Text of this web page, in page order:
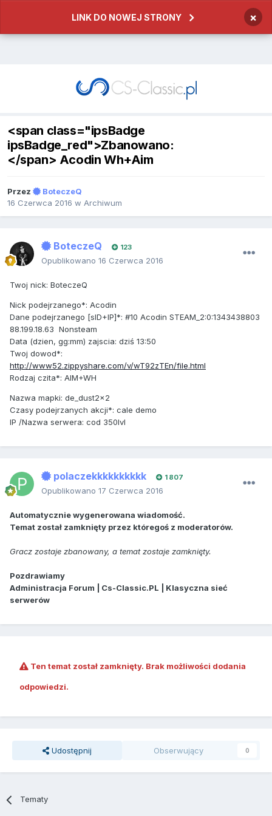
LINK DO NOWEJ STRONY ×
<span class="ipsBadge
ipsBadge_red">Zbanowano:
</span> Acodin Wh+Aim
Przez
BoteczeQ
16 Czerwca 2016 w Archiwum
BoteczeQ 123
Opublikowano 16 Czerwca 2016
Twoj nick: BoteczeQ
Nick podejrzanego*: Acodin
Dane podejrzanego [sID+IP]*: #10 Acodin STEAM_2:0:1343438803
88.199.18.63 Nonsteam
Data (dzien, gg:mm) zajscia: dziś 13:50
Twoj dowod*:
http://www52.zippyshare.com/v/wT92zTEn/file.html
Rodzaj czita*: AIM+WH
Nazwa mapki: de_dust2x2
Czasy podejrzanych akcji*: cale demo
IP /Nazwa serwera: cod 350lvl
polaczekkkkkkkkkk 1 807
Opublikowano 17 Czerwca 2016
Automatycznie wygenerowana wiadomość.
Temat został zamknięty przez któregoś z moderatorów.
Gracz zostaje zbanowany, a temat zostaje zamknięty.
Pozdrawiamy
Administracja Forum | Cs-Classic.PL | Klasyczna sieć
serwerów
Ten temat został zamknięty. Brak możliwości dodania
odpowiedzi.
Udostępnij Obserwujący 0
Tematy